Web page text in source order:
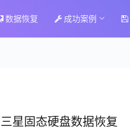
数据恢复 成功案例
三星固态硬盘数据恢复